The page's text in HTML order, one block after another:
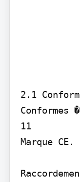
2.1
Conformes
11
Marque